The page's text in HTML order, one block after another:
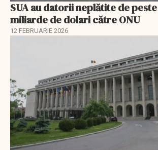
SUA au datorii neplătite de
miliarde de dolari către ONU
12 FEBRUARIE 2026